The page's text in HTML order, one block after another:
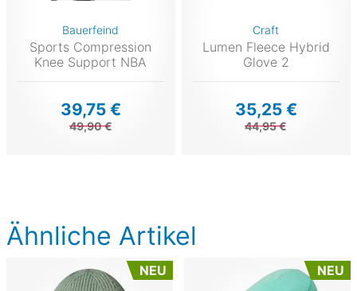
Bauerfeind
Sports Compression
Knee Support NBA
39,75 €
49,90 €
Craft
Lumen Fleece Hybrid
Glove 2
35,25 €
44,95 €
Ähnliche Artikel
NEU NEU